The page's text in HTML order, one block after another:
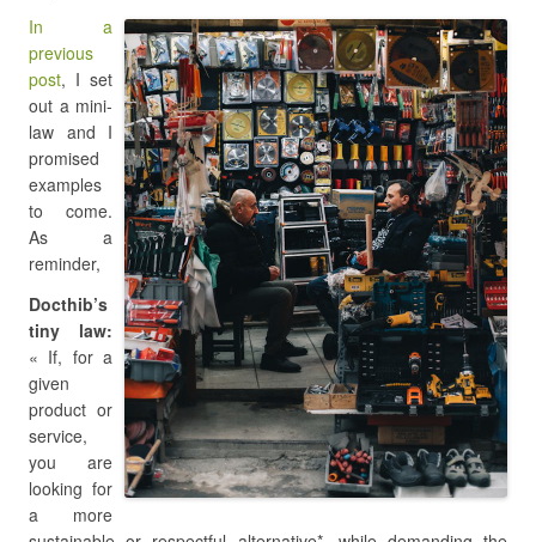
In a
previous
post, I set
out a mini-
law and I
promised
examples
to come.
As a
reminder,
Docthib’s
tiny law:
« If, for a
given
product or
service,
you are
looking for
a more